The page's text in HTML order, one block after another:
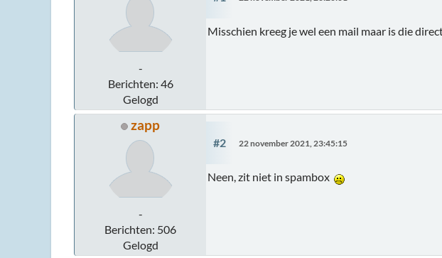
-
Berichten: 46
Gelogd
Misschien kreeg je wel een mail maar is die
zapp
-
Berichten: 506
Gelogd
#2 22 november 2021, 23:45:15
Neen, zit niet in spambox